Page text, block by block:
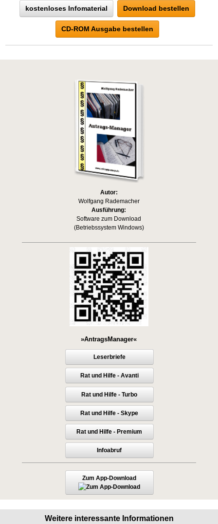
kostenloses Infomaterial Download bestellen
CD-ROM Ausgabe bestellen
Autor:
Wolfgang Rademacher
Ausführung:
Software zum Download
(Betriebssystem Windows)
»AntragsManager«
Leserbriefe
Rat und Hilfe - Avanti
Rat und Hilfe - Turbo
Rat und Hilfe - Skype
Rat und Hilfe - Premium
Infoabruf
Zum App-Download
Weitere interessante Informationen